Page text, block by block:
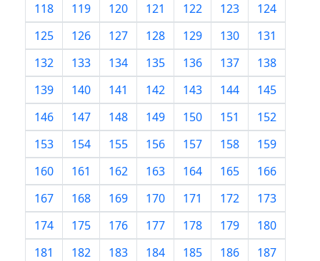
118
119 120 121 122 123
124
125
126 127 128 129 130
131
132
133 134 135 136 137
138
139
140 141 142 143 144
145
146
147 148 149 150 151
152
153
154 155 156 157 158
159
160
161 162 163 164 165
166
167
168 169 170 171 172
173
174
175 176 177 178 179
180
181
182 183 184 185 186
187